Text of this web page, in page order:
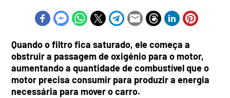
Quando o filtro fica saturado, ele começa a
obstruir a passagem de oxigénio para o motor,
aumentando a quantidade de combustível que o
motor precisa consumir para produzir a energia
necessária para mover o carro.